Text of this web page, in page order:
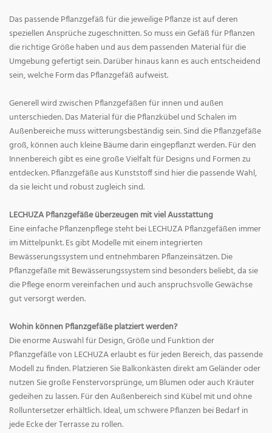
Das passende Pflanzgefäß für die jeweilige Pflanze ist auf deren
speziellen Ansprüche zugeschnitten. So muss ein Gefäß für Pflanzen
die richtige Größe haben und aus dem passenden Material für die
Umgebung gefertigt sein. Darüber hinaus kann es auch entscheidend
sein, welche Form das Pflanzgefäß aufweist.
Generell wird zwischen Pflanzgefäßen für innen und außen
unterschieden. Das Material für die Pflanzkübel und Schalen im
Außenbereiche muss witterungsbeständig sein. Sind die Pflanzgefäße
groß, können auch kleine Bäume darin eingepflanzt werden. Für den
Innenbereich gibt es eine große Vielfalt für Designs und Formen zu
entdecken. Pflanzgefäße aus Kunststoff sind hier die passende Wahl,
da sie leicht und robust zugleich sind.
LECHUZA Pflanzgefäße überzeugen mit viel Ausstattung
Eine einfache Pflanzenpflege steht bei LECHUZA Pflanzgefäßen immer
im Mittelpunkt. Es gibt Modelle mit einem integrierten
Bewässerungssystem und entnehmbaren Pflanzeinsätzen. Die
Pflanzgefäße mit Bewässerungssystem sind besonders beliebt, da sie
die Pflege enorm vereinfachen und auch anspruchsvolle Gewächse
gut versorgt werden.
Wohin können Pflanzgefäße platziert werden?
Die enorme Auswahl für Design, Größe und Funktion der
Pflanzgefäße von LECHUZA erlaubt es für jeden Bereich, das passende
Modell zu finden. Platzieren Sie Balkonkästen direkt am Geländer oder
nutzen Sie große Fenstervorsprünge, um Blumen oder auch Kräuter
gedeihen zu lassen. Für den Außenbereich sind Kübel mit und ohne
Rolluntersetzer erhältlich. Ideal, um schwere Pflanzen bei Bedarf in
jede Ecke der Terrasse zu rollen.